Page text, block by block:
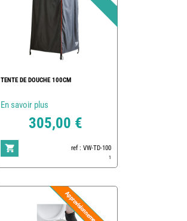
TENTE DE DOUCHE 100CM
En savoir plus
305,00 €
ref : VW-TD-100
1